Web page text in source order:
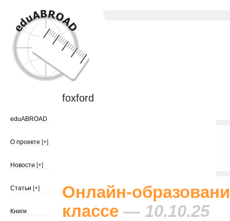
foxford
eduABROAD
О проекте [+]
Новости [+]
Статьи [+]
Книги
Онлайн-
классе — 10.10.25